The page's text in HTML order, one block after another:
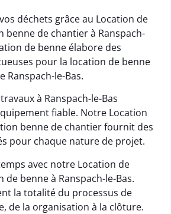
déchets grâce au Location de
benne de chantier à Ranspach-
de benne élabore des
pour la location de benne
Ranspach-le-Bas.
à Ranspach-le-Bas
fiable. Notre Location
benne de chantier fournit des
pour chaque nature de projet.
avec notre Location de
de benne à Ranspach-le-Bas.
la totalité du processus de
de la organisation à la clôture.